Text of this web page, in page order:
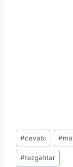
Post
Tags:
#cevabı #
#tezgahtar